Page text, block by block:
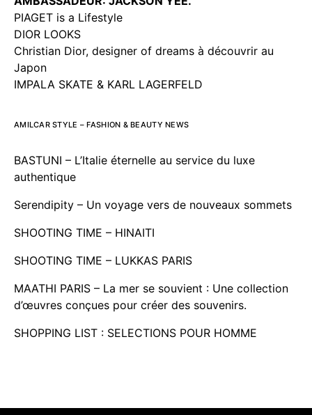
PIAGET is a Lifestyle
DIOR LOOKS
Christian Dior, designer of dreams à découvrir au
Japon
IMPALA SKATE & KARL LAGERFELD
AMILCAR STYLE – FASHION & BEAUTY NEWS
BASTUNI – L’Italie éternelle au service du luxe
authentique
Serendipity – Un voyage vers de nouveaux sommets
SHOOTING TIME – HINAITI
SHOOTING TIME – LUKKAS PARIS
MAATHI PARIS – La mer se souvient : Une collection
d’œuvres conçues pour créer des souvenirs.
SHOPPING LIST : SELECTIONS POUR HOMME